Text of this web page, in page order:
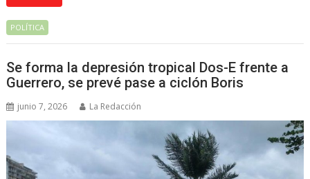
POLÍTICA
Se forma la depresión tropical Dos-E frente a
Guerrero, se prevé pase a ciclón Boris
junio 7, 2026 La Redacción